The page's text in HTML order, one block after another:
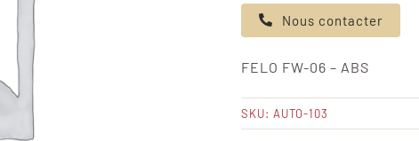
FELO
06
-
ABS
Nous contacter
FELO FW-06 – ABS
SKU: AUTO-103